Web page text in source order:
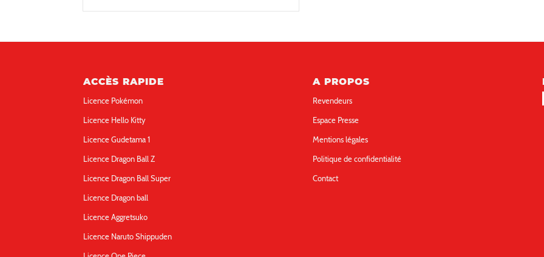
ACCÈS RAPIDE
Licence Pokémon
Licence Hello Kitty
Licence Gudetama 1
Licence Dragon Ball Z
Licence Dragon Ball Super
Licence Dragon ball
Licence Aggretsuko
Licence Naruto Shippuden
A PROPOS
Revendeurs
Espace Presse
Mentions légales
Politique de confidentialité
Contact